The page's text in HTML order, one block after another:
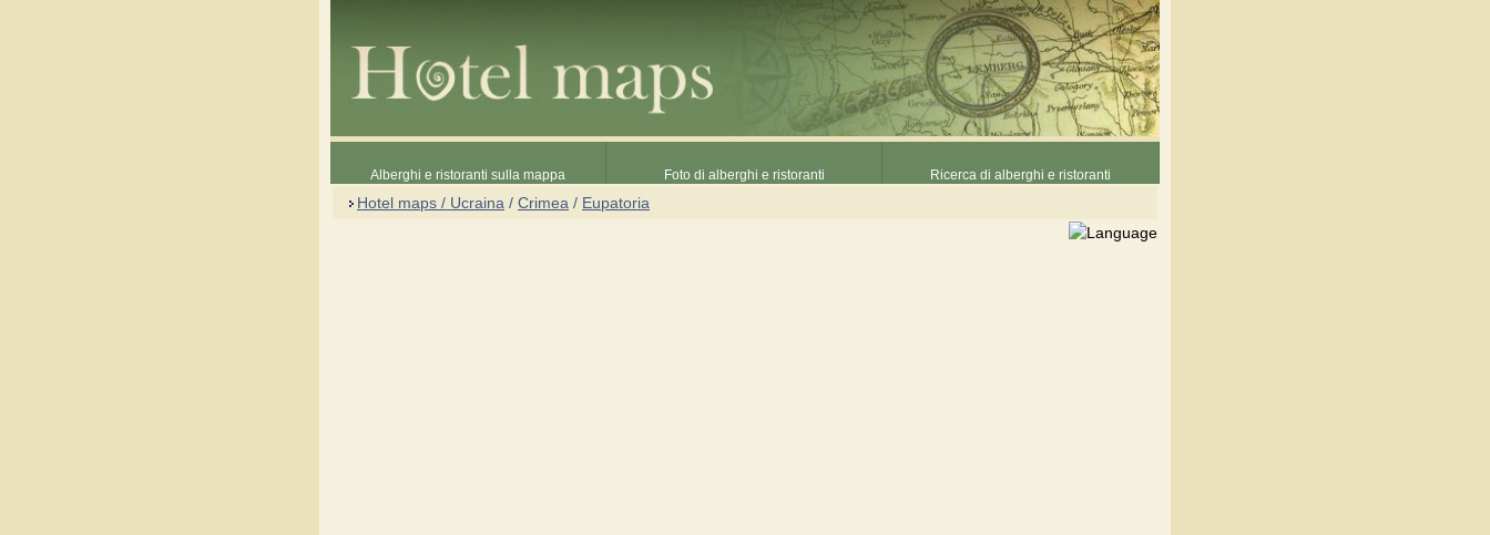
Alberghi e ristoranti sulla mappa Foto di alberghi e ristoranti Ricerca di alberghi e ristoranti
Hotel maps / Ucraina / Crimea / Eupatoria